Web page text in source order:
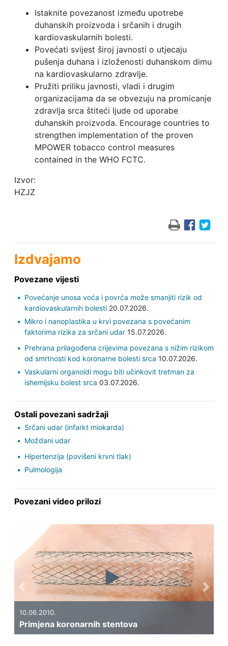
Istaknite povezanost između upotrebe
duhanskih proizvoda i srčanih i drugih
kardiovaskularnih bolesti.
Povećati svijest široj javnosti o utjecaju
pušenja duhana i izloženosti duhanskom dimu
na kardiovaskularno zdravlje.
Pružiti priliku javnosti, vladi i drugim
organizacijama da se obvezuju na promicanje
zdravlja srca štiteći ljude od uporabe
duhanskih proizvoda. Encourage countries to
strengthen implementation of the proven
MPOWER tobacco control measures
contained in the WHO FCTC.
Izvor:
HZJZ
Izdvajamo
Povezane vijesti
Povećanje unosa voća i povrća može smanjiti rizik od
kardiovaskularnih bolesti20.07.2026.
Mikro i nanoplastika u krvi povezana s povećanim
faktorima rizika za srčani udar15.07.2026.
Prehrana prilagođena crijevima povezana s nižim rizikom
od smrtnosti kod koronarne bolesti srca 10.07.2026.
Vaskularni organoidi mogu biti učinkovit tretman za
ishemijsku bolest srca 03.07.2026.
Ostali povezani sadržaji
Srčani udar (infarkt miokarda)
Moždani udar
Hipertenzija (povišeni krvni tlak)
Pulmologija
Povezani video prilozi
koronarnih stentova
Previous Next